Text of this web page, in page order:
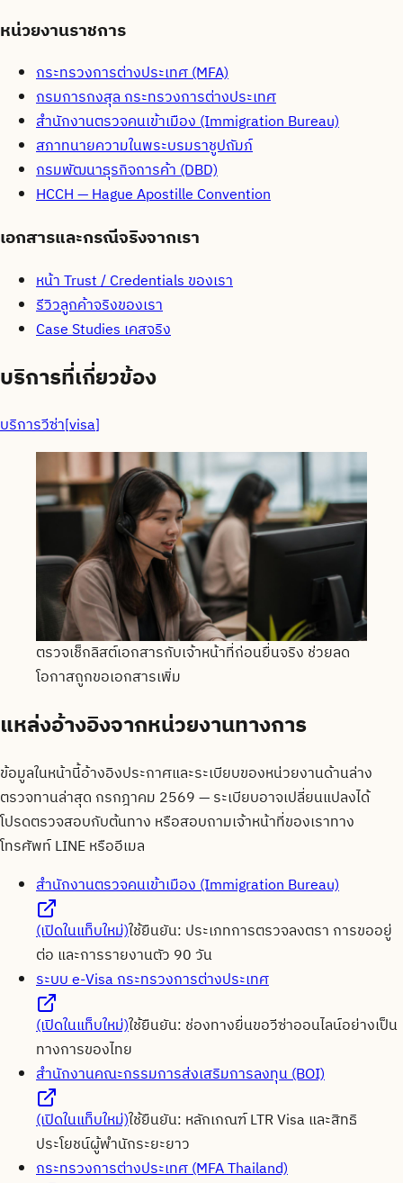
หน่วยงานราชการ
กระทรวงการต่างประเทศ (MFA)
กรมการกงสุล กระทรวงการต่างประเทศ
สำนักงานตรวจคนเข้าเมือง (Immigration Bureau)
สภาทนายความในพระบรมราชูปถัมภ์
กรมพัฒนาธุรกิจการค้า (DBD)
HCCH — Hague Apostille Convention
เอกสารและกรณีจริงจากเรา
หน้า Trust / Credentials ของเรา
รีวิวลูกค้าจริงของเรา
Case Studies เคสจริง
บริการที่เกี่ยวข้อง
บริการวีซ่า[visa]
ตรวจเช็กลิสต์เอกสารกับเจ้าหน้าที่ก่อนยื่นจริง ช่วยลด
โอกาสถูกขอเอกสารเพิ่ม
แหล่งอ้างอิงจากหน่วยงานทางการ
ข้อมูลในหน้านี้อ้างอิงประกาศและระเบียบของหน่วยงานด้านล่าง
ตรวจทานล่าสุด กรกฎาคม 2569— ระเบียบอาจเปลี่ยนแปลงได้
โปรดตรวจสอบกับต้นทาง หรือสอบถามเจ้าหน้าที่ของเราทาง
โทรศัพท์ LINE หรืออีเมล
สำนักงานตรวจคนเข้าเมือง (Immigration Bureau)
(เปิดในแท็บใหม่)ใช้ยืนยัน: ประเภทการตรวจลงตรา การขออยู่
ต่อ และการรายงานตัว 90 วัน
ระบบ e-Visa กระทรวงการต่างประเทศ
(เปิดในแท็บใหม่)ใช้ยืนยัน: ช่องทางยื่นขอวีซ่าออนไลน์อย่างเป็น
ทางการของไทย
สำนักงานคณะกรรมการส่งเสริมการลงทุน (BOI)
(เปิดในแท็บใหม่)ใช้ยืนยัน: หลักเกณฑ์ LTR Visa และสิทธิ
ประโยชน์ผู้พำนักระยะยาว
กระทรวงการต่างประเทศ (MFA Thailand)